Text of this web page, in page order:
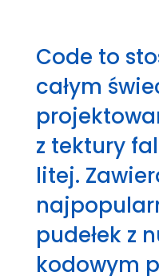
Code to
całym
z tektury
litej.
pudełek z
kodowym